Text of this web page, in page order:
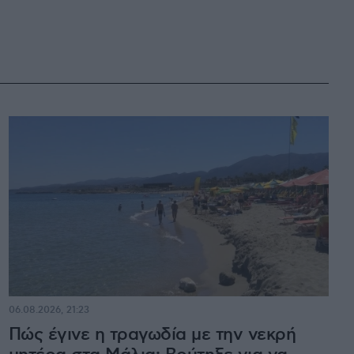
Πώς έγινε η τραγωδία με την νεκρή
06.08.2026, 21:23